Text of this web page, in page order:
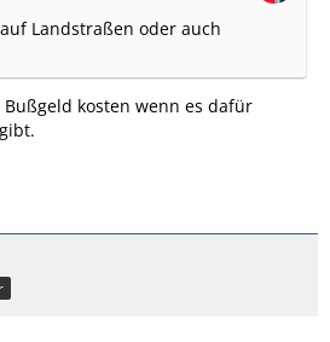
Landstraßen oder auch
kosten wenn es dafür